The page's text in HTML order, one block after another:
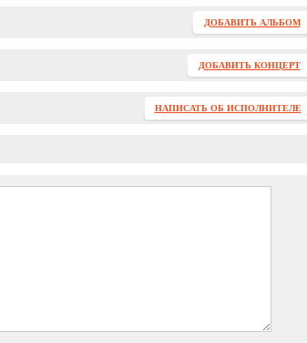
ДОБАВИТЬ АЛЬБОМ
ДОБАВИТЬ КОНЦЕРТ
НАПИСАТЬ ОБ ИСПОЛНИТЕЛЕ